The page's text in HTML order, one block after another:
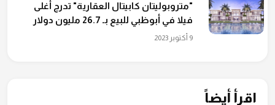
"متروبوليتان كابيتال العقارية" تدرج أغلى
فيلا في أبوظبي للبيع بـ 26.7 مليون دولار
9 أكتوبر 2023
اقرأ أيضاً